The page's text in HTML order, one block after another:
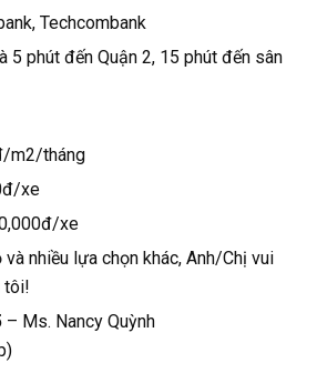
Techcombank
5 phút đến Quận 2, 15 phút đến sân
m2/tháng
xe
xe
nhiều lựa chọn khác, Anh/Chị vui
tôi!
– Ms. Nancy Quỳnh